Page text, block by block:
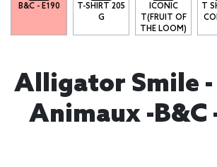
B&C - E190
T-SHIRT 205
G
ICONIC
T(FRUIT OF
THE LOOM)
T
Alligator Smile
Animaux -B&C